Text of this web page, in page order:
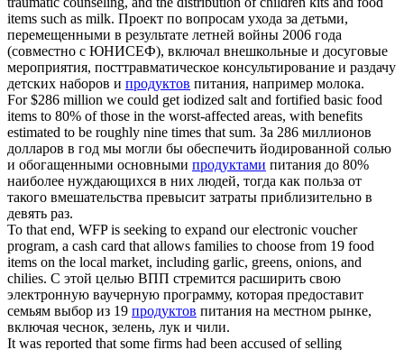
items such as milk. Проект по вопросам ухода за детьми,
перемещенными в результате летней войны 2006 года
(совместно с ЮНИСЕФ), включал внешкольные и досуговые
мероприятия, посттравматическое консультирование и раздачу
детских наборов и продуктов питания, например молока.
For $286 million we could get iodized salt and fortified basic food
items to 80% of those in the worst-affected areas, with benefits
estimated to be roughly nine times that sum. За 286 миллионов
долларов в год мы могли бы обеспечить йодированной солью
и обогащенными основными продуктами питания до 80%
наиболее нуждающихся в них людей, тогда как польза от
такого вмешательства превысит затраты приблизительно в
девять раз.
To that end, WFP is seeking to expand our electronic voucher
program, a cash card that allows families to choose from 19 food
items on the local market, including garlic, greens, onions, and
chilies. С этой целью ВПП стремится расширить свою
электронную ваучерную программу, которая предоставит
семьям выбор из 19 продуктов питания на местном рынке,
включая чеснок, зелень, лук и чили.
It was reported that some firms had been accused of selling